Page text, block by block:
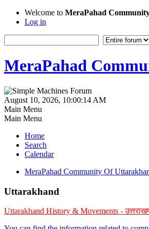
Welcome to MeraPahad
Log in
MeraPahad
August 10, 2026, 10:00:14 AM
Main Menu
Main Menu
Home
Search
Calendar
MeraPahad Community Of
Uttarakhand
Uttarakhand History & Movements -